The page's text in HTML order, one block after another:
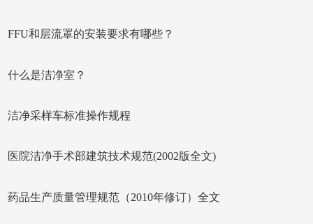
FFU和层流罩的安装要求有哪些？
什么是洁净室？
洁净采样车标准操作规程
医院洁净手术部建筑技术规范(2002版全文)
药品生产质量管理规范（2010年修订）全文